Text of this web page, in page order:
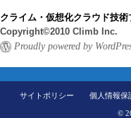
クライム・仮想化クラウド技術
Copyright©2010 Climb Inc.
Proudly powered by
サイトポリシー 個人情報保
©